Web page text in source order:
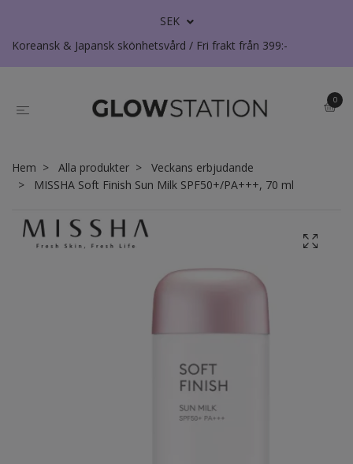
SEK
Koreansk & Japansk skönhetsvård / Fri frakt från 399:-
0
Hem Alla produkter
Veckans erbjudande
MISSHA Soft Finish Sun Milk SPF50+/PA+++, 70 ml